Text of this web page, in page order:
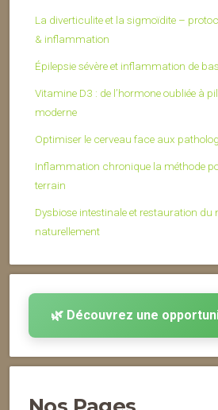
La diverticulite et la sigmoïdite –
& inflammation
Épilepsie sévère et inflammation de
Vitamine D3 : de l’hormone oubliée à
moderne
Optimiser le cerveau face aux
Inflammation chronique la méthode
terrain
Dysbiose intestinale et restauration du
naturellement
🌿 Découvrez une